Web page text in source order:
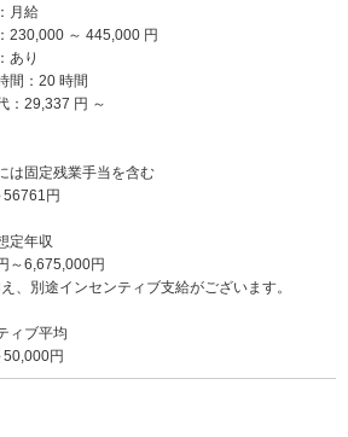
月給
230,000 ～ 445,000 円
あり
間：20 時間
：29,337 円 ～
は固定残業手当を含む
円
定年収
～6,675,000円
、別途インセンティブ支給がございます。
ィブ平均
円